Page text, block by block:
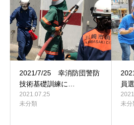
2021/7/25 幸消防団警防
技術基礎訓練に…
2021.07.25
未分類
員
未分